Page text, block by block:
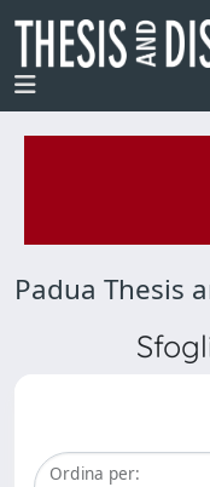
Padua Thesis
Ordina per: